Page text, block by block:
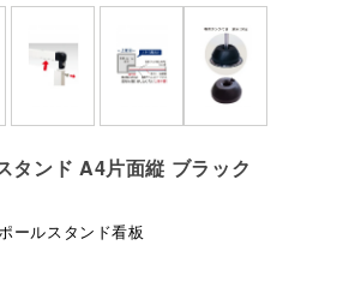
タンド A4片面縦 ブラック
ールスタンド看板